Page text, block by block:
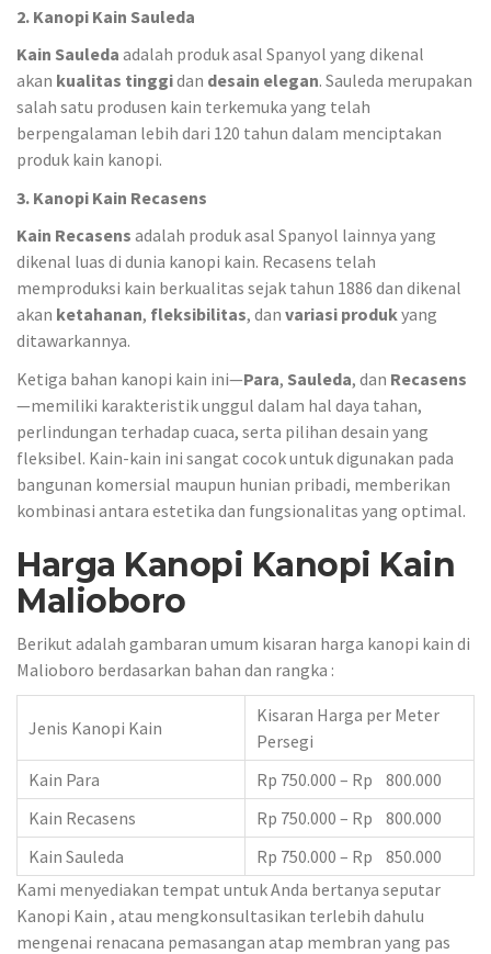
2. Kanopi Kain Sauleda
Kain Sauleda adalah produk asal Spanyol yang dikenal
akan kualitas tinggidan desain elegan. Sauleda merupakan
salah satu produsen kain terkemuka yang telah
berpengalaman lebih dari 120 tahun dalam menciptakan
produk kain kanopi.
3. Kanopi Kain Recasens
Kain Recasens adalah produk asal Spanyol lainnya yang
dikenal luas di dunia kanopi kain. Recasens telah
memproduksi kain berkualitas sejak tahun 1886 dan dikenal
akan ketahanan, fleksibilitas, dan variasi produkyang
ditawarkannya.
Ketiga bahan kanopi kain ini—Para, Sauleda, dan Recasens
—memiliki karakteristik unggul dalam hal daya tahan,
perlindungan terhadap cuaca, serta pilihan desain yang
fleksibel. Kain-kain ini sangat cocok untuk digunakan pada
bangunan komersial maupun hunian pribadi, memberikan
kombinasi antara estetika dan fungsionalitas yang optimal.
Harga Kanopi Kanopi Kain
Malioboro
Berikut adalah gambaran umum kisaran harga kanopi kain di
Malioboro berdasarkan bahan dan rangka :
Jenis Kanopi Kain
Kisaran Harga per Meter
Persegi
Kain Para
Rp 750.000 – Rp 800.000
Kain Recasens
Rp 750.000 – Rp 800.000
Kain Sauleda
Rp 750.000 – Rp 850.000
Kami menyediakan tempat untuk Anda bertanya seputar
Kanopi Kain , atau mengkonsultasikan terlebih dahulu
mengenai renacana pemasangan atap membran yang pas